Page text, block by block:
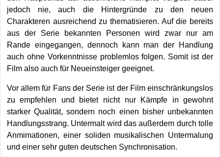
jedoch nie, auch die Hintergründe zu den neuen
Charakteren ausreichend zu thematisieren. Auf die bereits
aus der Serie bekannten Personen wird zwar nur am
Rande eingegangen, dennoch kann man der Handlung
auch ohne Vorkenntnisse problemlos folgen. Somit ist der
Film also auch für Neueinsteiger geeignet.
Vor allem für Fans der Serie ist der Film einschränkungslos
zu empfehlen und bietet nicht nur Kämpfe in gewohnt
starker Qualität, sondern noch einen bisher unbekannten
Handlungsstrang. Untermalt wird das außerdem durch tolle
Anmimationen, einer soliden musikalischen Untermalung
und einer sehr guten deutschen Synchronisation.